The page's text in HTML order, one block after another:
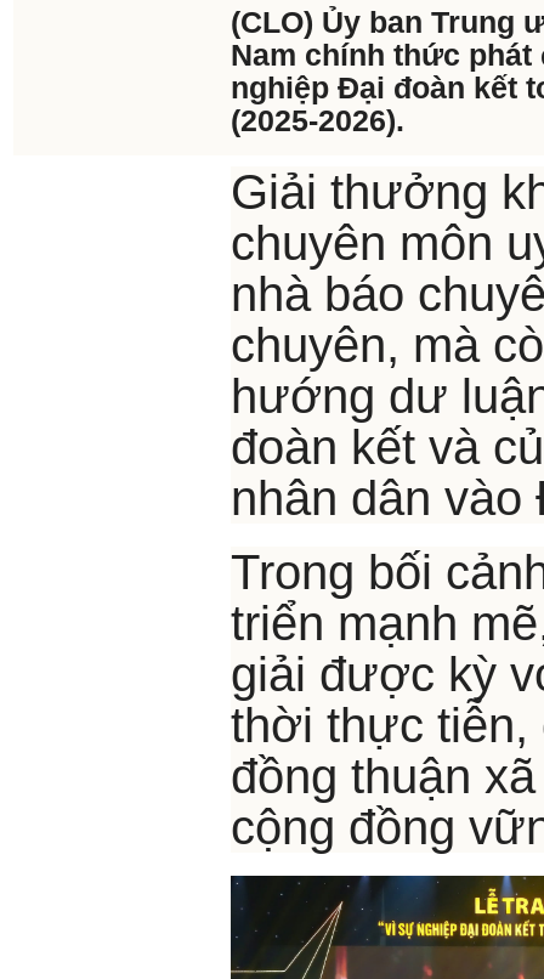
(CLO) Ủy ban Trung
Nam chính thức
nghiệp Đại đoàn kết
(2025-2026).
Giải thưởng
chuyên môn
nhà báo
chuyên, mà
hướng dư
đoàn kết và
nhân dân
Trong bối
triển mạnh
giải được kỳ
thời thực tiễn,
đồng thuận
cộng đồng